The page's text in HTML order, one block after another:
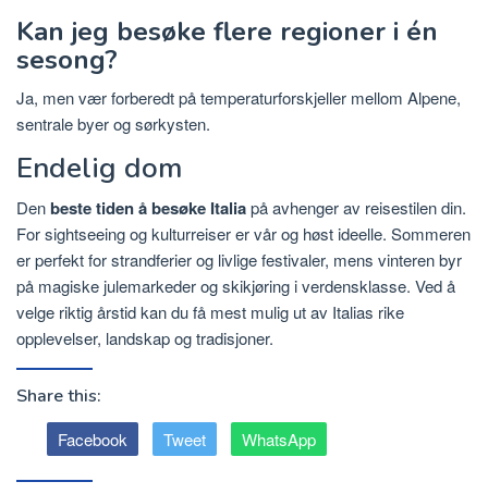
Kan jeg besøke flere regioner i én
sesong?
Ja, men vær forberedt på temperaturforskjeller mellom Alpene,
sentrale byer og sørkysten.
Endelig dom
Denbeste tiden å besøke Italiapå avhenger av reisestilen din.
For sightseeing og kulturreiser er vår og høst ideelle. Sommeren
er perfekt for strandferier og livlige festivaler, mens vinteren byr
på magiske julemarkeder og skikjøring i verdensklasse. Ved å
velge riktig årstid kan du få mest mulig ut av Italias rike
opplevelser, landskap og tradisjoner.
Share this:
Facebook Tweet WhatsApp